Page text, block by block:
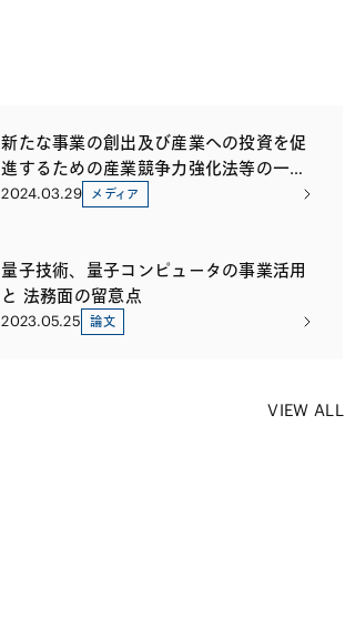
新たな事業の創出及び産業への投資を促
進するための産業競争力強化法等の一部
を改正する法律案―中堅企業関連措置と
2024.03.29 メディア
量子技術、量子コンピュータの事業活用
と 法務面の留意点
2023.05.25 論文
VIEW ALL